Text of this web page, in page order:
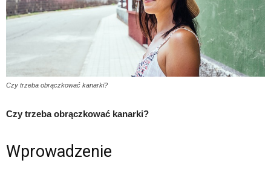
Czy trzeba obrączkować kanarki?
Czy trzeba obrączkować kanarki?
Wprowadzenie